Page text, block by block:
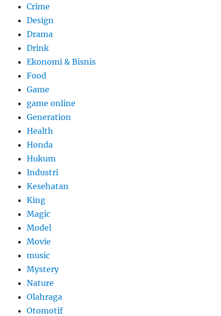
Crime
Design
Drama
Drink
Ekonomi & Bisnis
Food
Game
game online
Generation
Health
Honda
Hukum
Industri
Kesehatan
King
Magic
Model
Movie
music
Mystery
Nature
Olahraga
Otomotif